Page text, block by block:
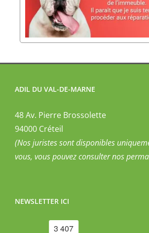
ADIL DU VAL-DE-MARNE
48 Av. Pierre Brossolette
94000 Créteil
(Nos juristes sont disponibles
vous, vous pouvezconsulter nos
NEWSLETTER ICI